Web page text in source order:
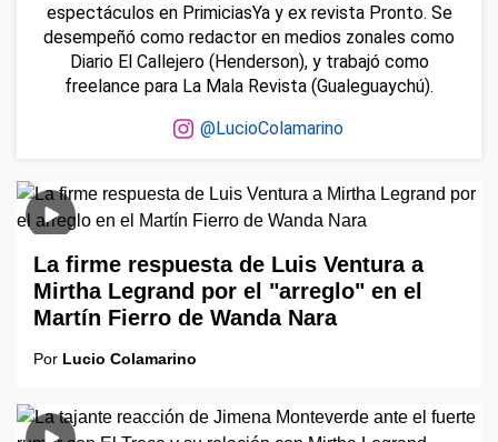
espectáculos en PrimiciasYa y ex revista Pronto. Se
desempeñó como redactor en medios zonales como
Diario El Callejero (Henderson), y trabajó como
freelance para La Mala Revista (Gualeguaychú).
@LucioColamarino
La firme respuesta de Luis Ventura a
Mirtha Legrand por el "arreglo" en el
Martín Fierro de Wanda Nara
Por Lucio Colamarino